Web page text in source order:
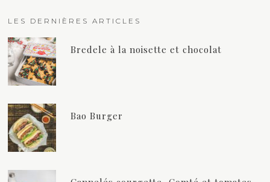
LES DERNIÈRES ARTICLES
Bredele à la noisette et chocolat
Bao Burger